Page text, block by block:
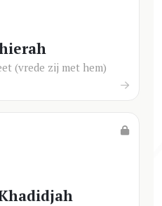
(vrede zij met hem)